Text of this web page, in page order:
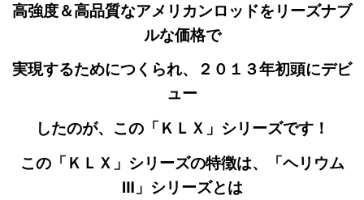
高強度＆高品質なアメリカンロッドをリーズナブ
ルな価格で
実現するためにつくられ、２０１３年初頭にデビ
ュー
したのが、この「ＫＬＸ」シリーズです！
この「ＫＬＸ」シリーズの特徴は、「ヘリウム
Ⅲ」シリーズとは